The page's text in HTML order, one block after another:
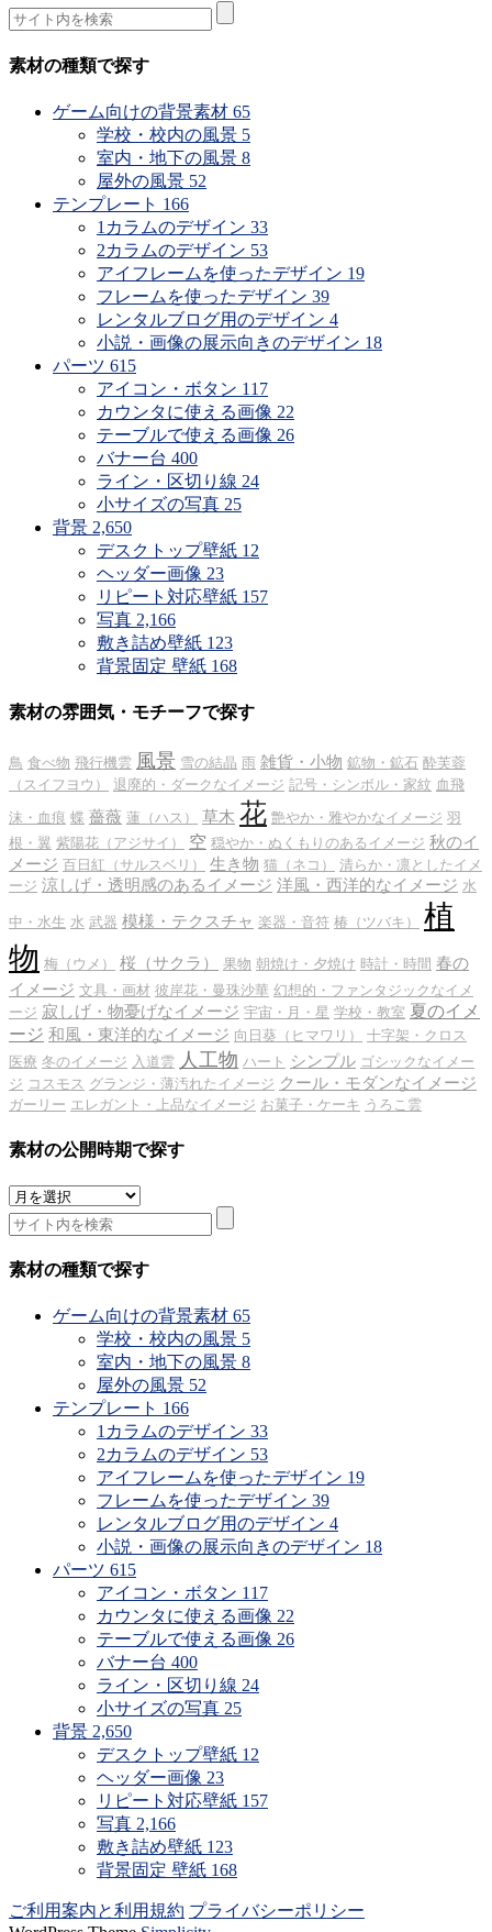
素材の種類で探す
ゲーム向けの背景素材 65
学校・校内の風景 5
室内・地下の風景 8
屋外の風景 52
テンプレート 166
1カラムのデザイン 33
2カラムのデザイン 53
アイフレームを使ったデザイン 19
フレームを使ったデザイン 39
レンタルブログ用のデザイン 4
小説・画像の展示向きのデザイン 18
パーツ 615
アイコン・ボタン 117
カウンタに使える画像 22
テーブルで使える画像 26
バナー台 400
ライン・区切り線 24
小サイズの写真 25
背景 2,650
デスクトップ壁紙 12
ヘッダー画像 23
リピート対応壁紙 157
写真 2,166
敷き詰め壁紙 123
背景固定 壁紙 168
素材の雰囲気・モチーフで探す
鳥 食べ物 飛行機雲 風景 雪の結晶 雨 雑貨・小物 鉱物・鉱石 酔芙蓉
（スイフヨウ）
退廃的・ダークなイメージ 記号・シンボル・家紋 血飛
沫・血痕 蝶 薔薇 蓮（ハス） 草木 花 艶やか・雅やかなイメージ 羽
根・翼 紫陽花（アジサイ） 空 穏やか・ぬくもりのあるイメージ 秋のイ
メージ 百日紅（サルスベリ） 生き物 猫（ネコ）
清らか・凛としたイメ
ージ 涼しげ・透明感のあるイメージ 洋風・西洋的なイメージ 水
中・水生 水 武器 模様・テクスチャ 楽器・音符 椿（ツバキ）
植
物 梅（ウメ） 桜（サクラ） 果物 朝焼け・夕焼け 時計・時間 春の
イメージ 文具・画材 彼岸花・曼珠沙華 幻想的・ファンタジックなイメ
ージ 寂しげ・物憂げなイメージ 宇宙・月・星 学校・教室 夏のイメ
ージ 和風・東洋的なイメージ 向日葵（ヒマワリ）
十字架・クロス
医療 冬のイメージ 入道雲 人工物 ハート シンプル ゴシックなイメー
ジ コスモス グランジ・薄汚れたイメージ クール・モダンなイメージ
ガーリー エレガント・上品なイメージ お菓子・ケーキ うろこ雲
素材の公開時期で探す
素
材
の
公
素材の種類で探す
ゲーム向けの背景素材 65
学校・校内の風景 5
室内・地下の風景 8
屋外の風景 52
テンプレート 166
1カラムのデザイン 33
2カラムのデザイン 53
アイフレームを使ったデザイン 19
フレームを使ったデザイン 39
レンタルブログ用のデザイン 4
小説・画像の展示向きのデザイン 18
パーツ 615
アイコン・ボタン 117
カウンタに使える画像 22
テーブルで使える画像 26
バナー台 400
ライン・区切り線 24
小サイズの写真 25
背景 2,650
デスクトップ壁紙 12
ヘッダー画像 23
リピート対応壁紙 157
写真 2,166
敷き詰め壁紙 123
背景固定 壁紙 168
ご利用案内と利用規約 プライバシーポリシー